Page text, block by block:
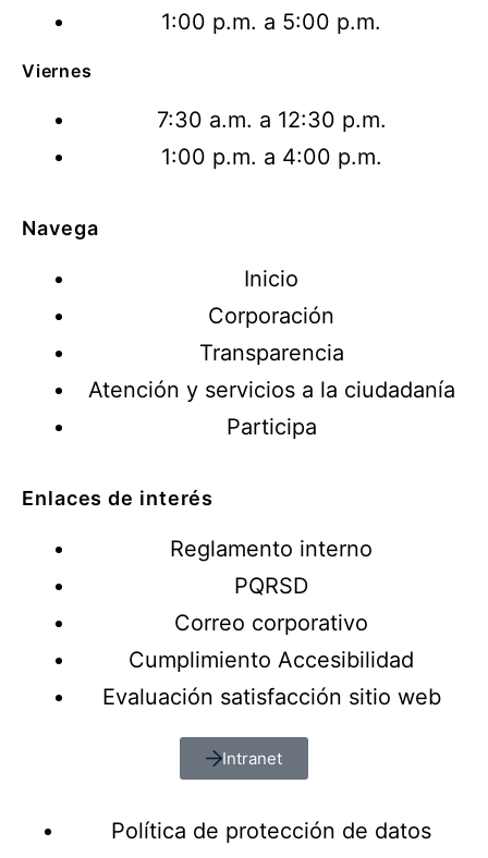
1:00 p.m. a 5:00 p.m.
Viernes
7:30 a.m. a 12:30 p.m.
1:00 p.m. a 4:00 p.m.
Navega
Inicio
Corporación
Transparencia
Atención y servicios a la ciudadanía
Participa
Enlaces de interés
Reglamento interno
PQRSD
Correo corporativo
Cumplimiento Accesibilidad
Evaluación satisfacción sitio web
Intranet
Política de protección de datos